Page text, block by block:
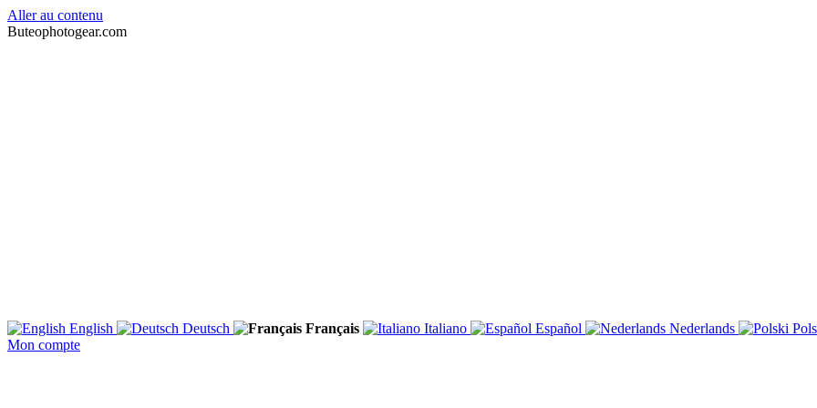
Aller au contenu
Buteophotogear.com
English Deutsch Français Italiano Español Nederlands
Mon compte